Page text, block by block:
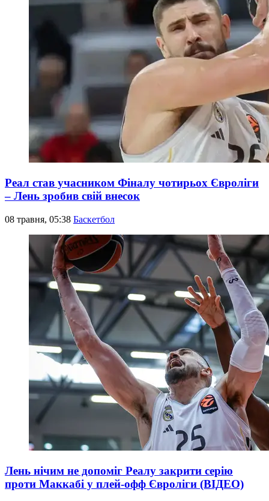
Реал став учасником Фіналу чотирьох Євроліги
– Лень зробив свій внесок
08 травня, 05:38 Баскетбол
Лень нічим не допоміг Реалу закрити серію
проти Маккабі у плей-офф Євроліги (ВІДЕО)